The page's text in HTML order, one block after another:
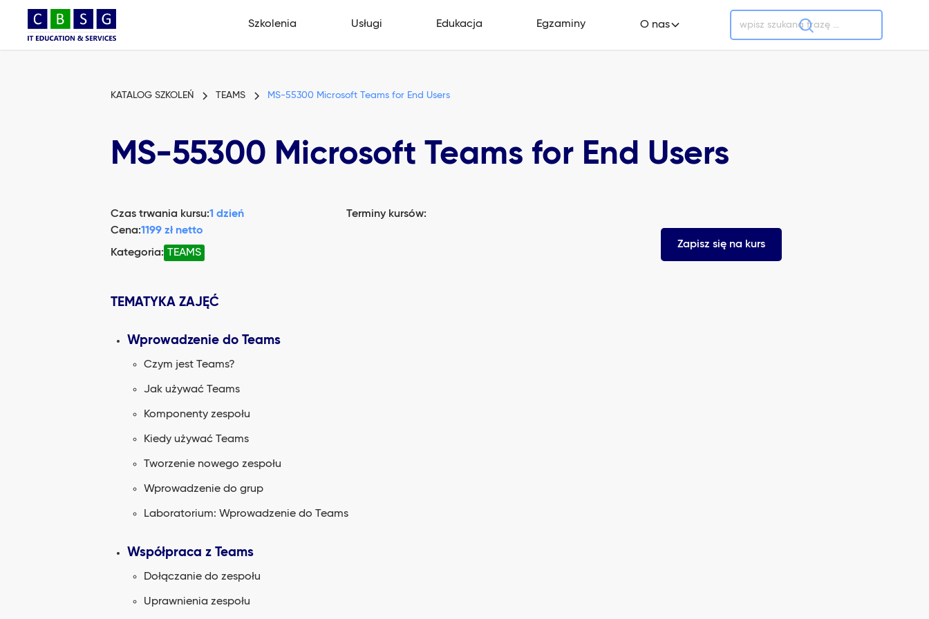
Szkolenia Usługi Edukacja Egzaminy O nas
KATALOG SZKOLEŃ TEAMS MS-55300 Microsoft Teams for End Users
MS-55300 Microsoft Teams for End Users
Czas trwania kursu:1 dzień
Cena:1199 zł netto
Kategoria: TEAMS
Terminy kursów:
Zapisz się na kurs
TEMATYKA ZAJĘĆ
Wprowadzenie do Teams
Czym jest Teams?
Jak używać Teams
Komponenty zespołu
Kiedy używać Teams
Tworzenie nowego zespołu
Wprowadzenie do grup
Laboratorium: Wprowadzenie do Teams
Współpraca z Teams
Dołączanie do zespołu
Uprawnienia zespołu